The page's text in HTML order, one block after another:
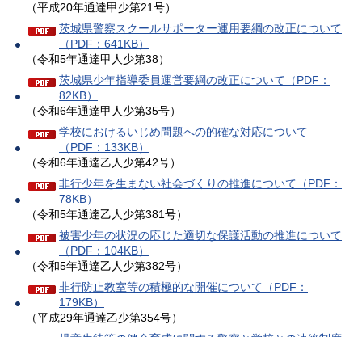
（平成20年通達甲少第21号）
茨城県警察スクールサポーター運用要綱の改正について
（PDF：641KB）
（令和5年通達甲人少第38）
茨城県少年指導委員運営要綱の改正について（PDF：
82KB）
（令和6年通達甲人少第35号）
学校におけるいじめ問題への的確な対応について
（PDF：133KB）
（令和6年通達乙人少第42号）
非行少年を生まない社会づくりの推進について（PDF：
78KB）
（令和5年通達乙人少第381号）
被害少年の状況の応じた適切な保護活動の推進について
（PDF：104KB）
（令和5年通達乙人少第382号）
非行防止教室等の積極的な開催について（PDF：
179KB）
（平成29年通達乙少第354号）